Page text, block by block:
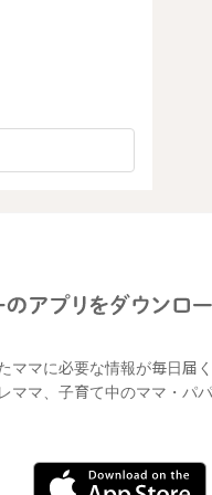
ママに必要な情報が毎日届く
ママ、子育て中のママ・パ